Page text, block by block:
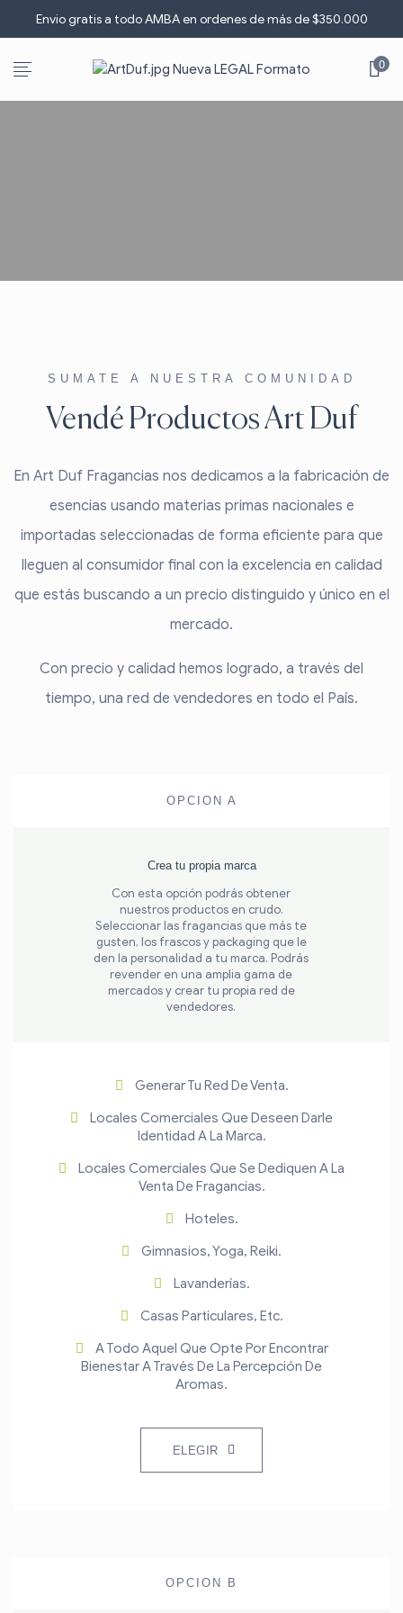
Envio gratis a todo AMBA en ordenes de más de $350.000
0
SUMATE A NUESTRA COMUNIDAD
Vendé Productos Art Duf
En Art Duf Fragancias nos dedicamos a la fabricación de
esencias usando materias primas nacionales e
importadas seleccionadas de forma eficiente para que
lleguen al consumidor final con la excelencia en calidad
que estás buscando a un precio distinguido y único en el
mercado.
Con precio y calidad hemos logrado, a través del
tiempo, una red de vendedores en todo el País.
OPCION A
Crea tu propia marca
Con esta opción podrás obtener
nuestros productos en crudo.
Seleccionar las fragancias que más te
gusten, los frascos y packaging que le
den la personalidad a tu marca. Podrás
revender en una amplia gama de
mercados y crear tu propia red de
vendedores.
Generar Tu Red De Venta.
Locales Comerciales Que Deseen Darle
Identidad A La Marca.
Locales Comerciales Que Se Dediquen A La
Venta De Fragancias.
Hoteles.
Gimnasios, Yoga, Reiki.
Lavanderías.
Casas Particulares, Etc.
A Todo Aquel Que Opte Por Encontrar
Bienestar A Través De La Percepción De
Aromas.
ELEGIR
OPCION B